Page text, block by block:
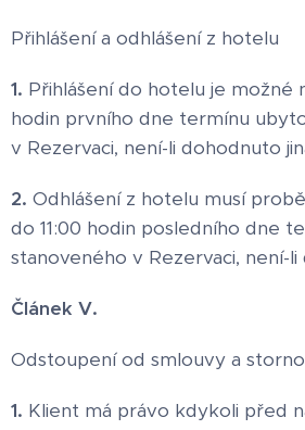
Přihlášení a odhlášení z hotelu
1. Přihlášení do hotelu je možné
hodin prvního dne termínu
v Rezervaci, není-li dohodnuto
2. Odhlášení z hotelu musí
do 11:00 hodin posledního dne
stanoveného v Rezervaci, není-
Článek V.
Odstoupení od smlouvy a
1. Klient má právo kdykoli před